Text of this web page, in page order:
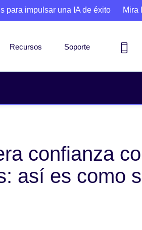
para impulsar una IA de éxito Mira
Recursos Soporte
confianza
así es como